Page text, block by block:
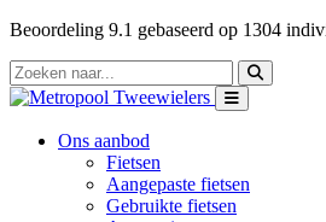
Beoordeling 9.1 gebaseerd op 1304
Ons aanbod
Fietsen
Aangepaste fietsen
Gebruikte fietsen